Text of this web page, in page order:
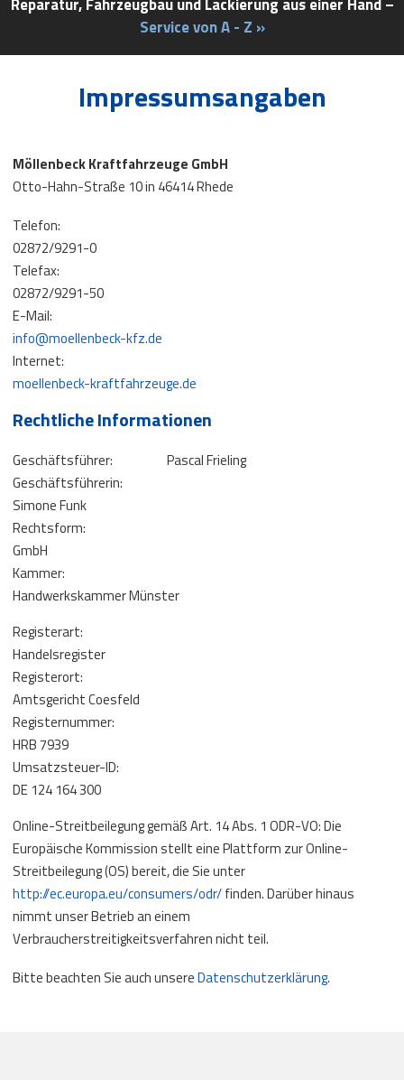
Service von A - Z »
Impressumsangaben
Möllenbeck Kraftfahrzeuge GmbH
Otto-Hahn-Straße 10 in 46414 Rhede
Telefon:
02872/9291-0
Telefax:
02872/9291-50
E-Mail:
info@moellenbeck-kfz.de
Internet:
moellenbeck-kraftfahrzeuge.de
Rechtliche Informationen
Geschäftsführer:
Pascal Frieling
Geschäftsführerin:
Simone Funk
Rechtsform:
GmbH
Kammer:
Handwerkskammer Münster
Registerart:
Handelsregister
Registerort:
Amtsgericht Coesfeld
Registernummer:
HRB 7939
Umsatzsteuer-ID:
DE 124 164 300
Online-Streitbeilegung gemäß Art. 14 Abs. 1 ODR-VO: Die
Europäische Kommission stellt eine Plattform zur Online-
Streitbeilegung (OS) bereit, die Sie unter
http://ec.europa.eu/consumers/odr/finden. Darüber hinaus
nimmt unser Betrieb an einem
Verbraucherstreitigkeitsverfahren nicht teil.
Bitte beachten Sie auch unsereDatenschutzerklärung.